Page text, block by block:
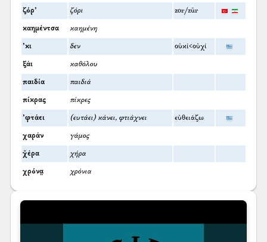
ζόρ’ ζόρι zor/zūr
καημέντσα καημένη
’κι δεν οὐκί<οὐχί
ξάι καθόλου
παιδία παιδιά
πίκρας πίκρες
’φτάει (ευτάει) κάνει, φτιάχνει εὐθειάζω
χαράν γάμος
χ̌έρα χήρα
χρόνα̤ χρόνια